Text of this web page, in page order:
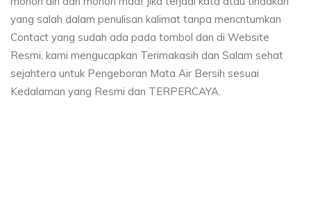
yang salah dalam penulisan kalimat tanpa mencntumkan
Contact yang sudah ada pada tombol dan di Website
Resmi, kami mengucapkan Terimakasih dan Salam sehat
sejahtera untuk Pengeboran Mata Air Bersih sesuai
Kedalaman yang Resmi dan TERPERCAYA.